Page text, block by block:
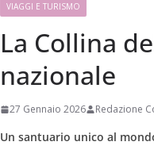
VIAGGI E TURISMO
La Collina
nazionale
27 Gennaio 2026 Redazione
Un santuario unico al